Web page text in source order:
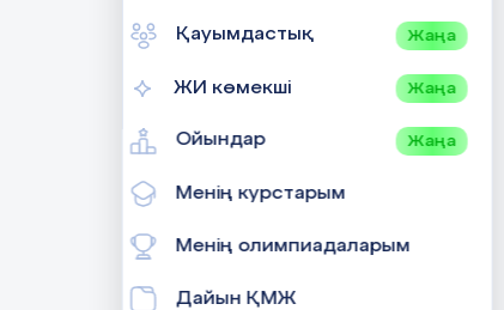
Қауымдастық Жаңа
ЖИ көмекші Жаңа
Ойындар Жаңа
Менің курстарым
Менің олимпиадаларым
Дайын ҚМЖ